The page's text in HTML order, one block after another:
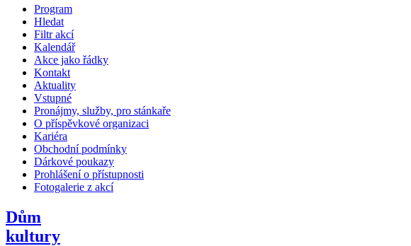
Program
Hledat
Filtr akcí
Kalendář
Akce jako řádky
Kontakt
Aktuality
Vstupné
Pronájmy, služby, pro stánkaře
O příspěvkové organizaci
Kariéra
Obchodní podmínky
Dárkové poukazy
Prohlášení o přístupnosti
Fotogalerie z akcí
Dům
kultury